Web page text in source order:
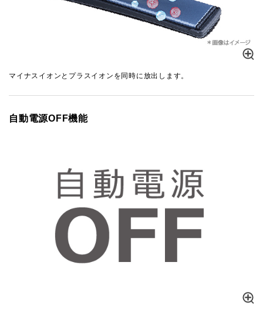
マイナスイオンとプラスイオンを同時に放出します。
自動電源OFF機能